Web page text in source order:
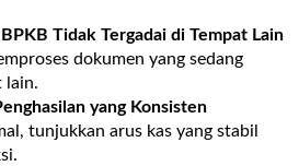
Tidak Tergadai di Tempat Lain
dokumen yang sedang
lain.
yang Konsisten
tunjukkan arus kas yang stabil